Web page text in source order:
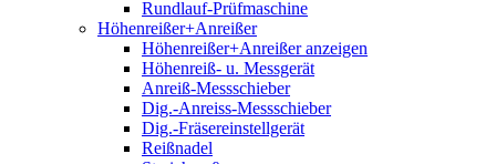
Rundlauf-Prüfmaschine
Höhenreißer+Anreißer
Höhenreißer+Anreißer anzeigen
Höhenreiß- u. Messgerät
Anreiß-Messschieber
Dig.-Anreiss-Messschieber
Dig.-Fräsereinstellgerät
Reißnadel